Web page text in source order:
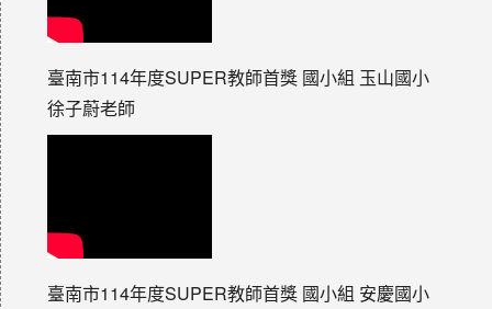
臺南市114年度SUPER教師首獎 國小組 玉山國小
徐子蔚老師
臺南市114年度SUPER教師首獎 國小組 安慶國小